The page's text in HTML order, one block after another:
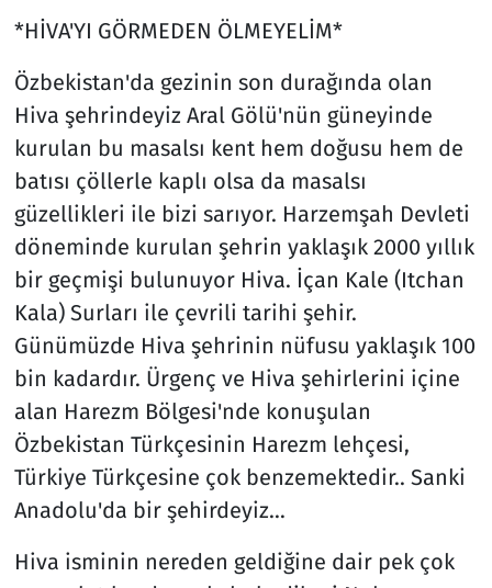
*HİVA'YI GÖRMEDEN ÖLMEYELİM*
Özbekistan'da gezinin son durağında olan
Hiva şehrindeyiz Aral Gölü'nün güneyinde
kurulan bu masalsı kent hem doğusu hem de
batısı çöllerle kaplı olsa da masalsı
güzellikleri ile bizi sarıyor. Harzemşah Devleti
döneminde kurulan şehrin yaklaşık 2000 yıllık
bir geçmişi bulunuyor Hiva. İçan Kale (Itchan
Kala) Surları ile çevrili tarihi şehir.
Günümüzde Hiva şehrinin nüfusu yaklaşık 100
bin kadardır. Ürgenç ve Hiva şehirlerini içine
alan Harezm Bölgesi'nde konuşulan
Özbekistan Türkçesinin Harezm lehçesi,
Türkiye Türkçesine çok benzemektedir.. Sanki
Anadolu'da bir şehirdeyiz…
Hiva isminin nereden geldiğine dair pek çok